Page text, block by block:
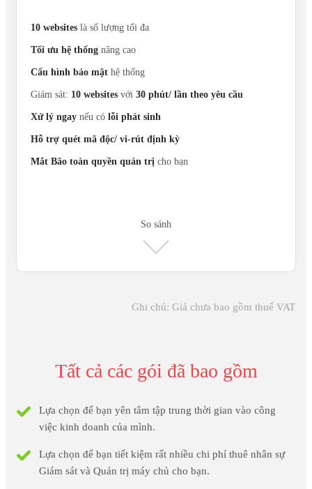
10 websites là số lượng tối đa
Tối ưu hệ thống nâng cao
Cấu hình bảo mật hệ thống
Giám sát: 10 websites với 30 phút/ lần theo yêu cầu
Xử lý ngay nếu có lỗi phát sinh
Hỗ trợ quét mã độc/ vi-rút định kỳ
Mắt Bão toàn quyền quản trị cho bạn
So sánh
Ghi chú: Giá chưa bao gồm thuế VAT
Tất cả các gói đã bao gồm
Lựa chọn để bạn yên tâm tập trung thời gian vào công
việc kinh doanh của mình.
Lựa chọn để bạn tiết kiệm rất nhiều chi phí thuê nhân sự
Giám sát và Quản trị máy chủ cho bạn.